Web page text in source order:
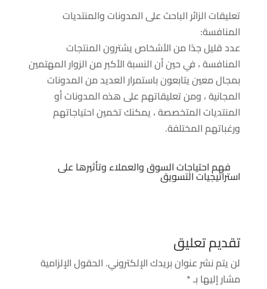
تعليقات الزائر الباحث على المدونات والمنتديات
المنافسة:
عدد قليل جدًا من الأشخاص يشترون المنتجات
المنافسة ، في حين أن النسبة الأكبر من الزوار المهتمين
بمجال معين يتابعون باستمرار العديد من المدونات
المجانية ، ومن تعليقاتهم على هذه المدونات أو
المنتديات المتخصصة ، يمكنك تخمين احتياجاتهم
ورغباتهم المختلفة.
فهم احتياجات السوق والعملاء وتأثيرها على
استراتيجيات التسويق
تقديم تعليق
لن يتم نشر عنوان بريدك الإلكتروني. الحقول الإلزامية
مشار إليها بـ*